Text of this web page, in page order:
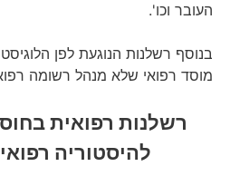
העובר וכו'.
בנוסף רשלנות הנוגעת לפן
מוסד רפואי שלא מנהל רשומה
רשלנות רפואית
להיסטוריה